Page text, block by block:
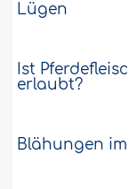
Lügen
Ist
erlaubt?
Blähungen im